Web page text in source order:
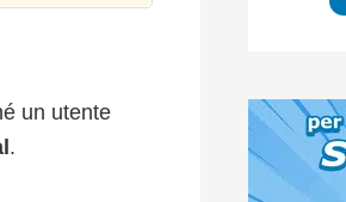
un utente
.